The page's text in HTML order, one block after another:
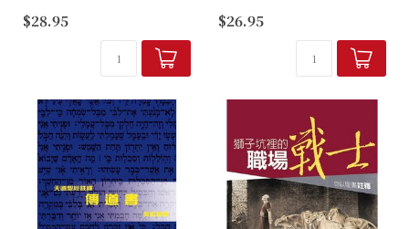
油的美妙樂章，一幅傳世令人
百看不厭的名畫，帶給人心靈
的滿足非筆墨可以形容。一本
給你能夠清楚明白舊約各書卷
$28.95
這個以婚姻寓意神人間盟約遭
背棄的心酸故事。上帝藉著何
西阿尷尬難堪的婚姻狀況，來
傳遞祂對背約...
$26.95